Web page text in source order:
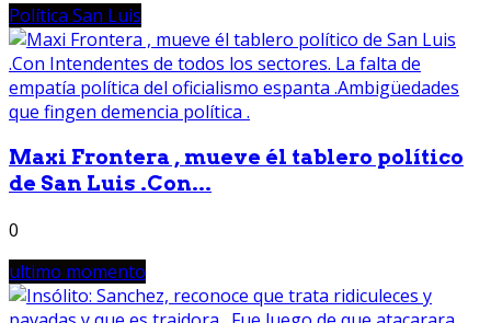
Política San Luis
Maxi Frontera , mueve él tablero político
de San Luis .Con...
0
ultimo momento